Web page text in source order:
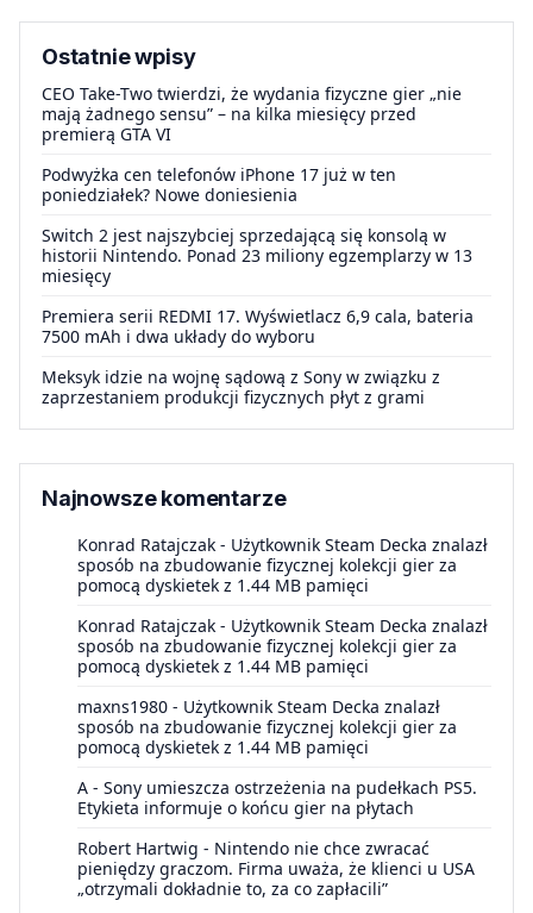
Ostatnie wpisy
CEO Take-Two twierdzi, że wydania fizyczne gier „nie
mają żadnego sensu” – na kilka miesięcy przed
premierą GTA VI
Podwyżka cen telefonów iPhone 17 już w ten
poniedziałek? Nowe doniesienia
Switch 2 jest najszybciej sprzedającą się konsolą w
historii Nintendo. Ponad 23 miliony egzemplarzy w 13
miesięcy
Premiera serii REDMI 17. Wyświetlacz 6,9 cala, bateria
7500 mAh i dwa układy do wyboru
Meksyk idzie na wojnę sądową z Sony w związku z
zaprzestaniem produkcji fizycznych płyt z grami
Najnowsze komentarze
Konrad Ratajczak - Użytkownik Steam Decka znalazł
sposób na zbudowanie fizycznej kolekcji gier za
pomocą dyskietek z 1.44 MB pamięci
Konrad Ratajczak - Użytkownik Steam Decka znalazł
sposób na zbudowanie fizycznej kolekcji gier za
pomocą dyskietek z 1.44 MB pamięci
maxns1980 - Użytkownik Steam Decka znalazł
sposób na zbudowanie fizycznej kolekcji gier za
pomocą dyskietek z 1.44 MB pamięci
A - Sony umieszcza ostrzeżenia na pudełkach PS5.
Etykieta informuje o końcu gier na płytach
Robert Hartwig - Nintendo nie chce zwracać
pieniędzy graczom. Firma uważa, że klienci u USA
„otrzymali dokładnie to, za co zapłacili”